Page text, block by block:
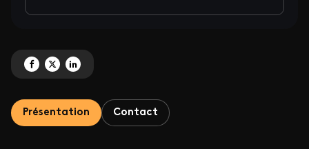
Partagez 'Sakifo Musik Festival 2026 ' sur Facebook
Partagez 'Sakifo Musik Festival 2026 ' sur X
Partagez 'Sakifo Musik Festival 2026 ' sur LinkedIn
Présentation Contact